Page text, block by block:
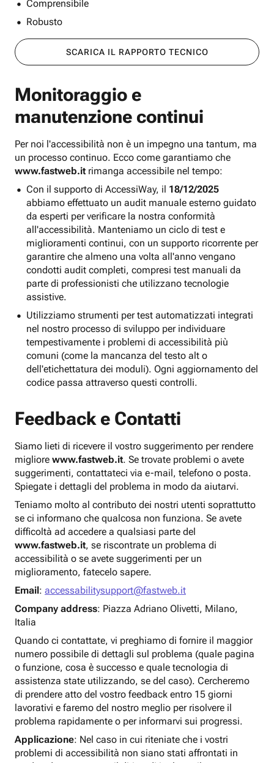
Comprensibile
Robusto
SCARICA IL RAPPORTO TECNICO
Monitoraggio e
manutenzione continui
Per noi l'accessibilità non è un impegno una tantum, ma
un processo continuo. Ecco come garantiamo che
www.fastweb.it rimanga accessibile nel tempo:
Con il supporto di AccessiWay, il 18/12/2025
abbiamo effettuato un audit manuale esterno guidato
da esperti per verificare la nostra conformità
all'accessibilità. Manteniamo un ciclo di test e
miglioramenti continui, con un supporto ricorrente per
garantire che almeno una volta all'anno vengano
condotti audit completi, compresi test manuali da
parte di professionisti che utilizzano tecnologie
assistive.
Utilizziamo strumenti per test automatizzati integrati
nel nostro processo di sviluppo per individuare
tempestivamente i problemi di accessibilità più
comuni (come la mancanza del testo alt o
dell'etichettatura dei moduli). Ogni aggiornamento del
codice passa attraverso questi controlli.
Feedback e Contatti
Siamo lieti di ricevere il vostro suggerimento per rendere
migliore www.fastweb.it. Se trovate problemi o avete
suggerimenti, contattateci via e-mail, telefono o posta.
Spiegate i dettagli del problema in modo da aiutarvi.
Teniamo molto al contributo dei nostri utenti soprattutto
se ci informano che qualcosa non funziona. Se avete
difficoltà ad accedere a qualsiasi parte del
www.fastweb.it, se riscontrate un problema di
accessibilità o se avete suggerimenti per un
miglioramento, fatecelo sapere.
Email: accessabilitysupport@fastweb.it
Company address: Piazza Adriano Olivetti, Milano,
Italia
Quando ci contattate, vi preghiamo di fornire il maggior
numero possibile di dettagli sul problema (quale pagina
o funzione, cosa è successo e quale tecnologia di
assistenza state utilizzando, se del caso). Cercheremo
di prendere atto del vostro feedback entro 15 giorni
lavorativi e faremo del nostro meglio per risolvere il
problema rapidamente o per informarvi sui progressi.
Applicazione: Nel caso in cui riteniate che i vostri
problemi di accessibilità non siano stati affrontati in